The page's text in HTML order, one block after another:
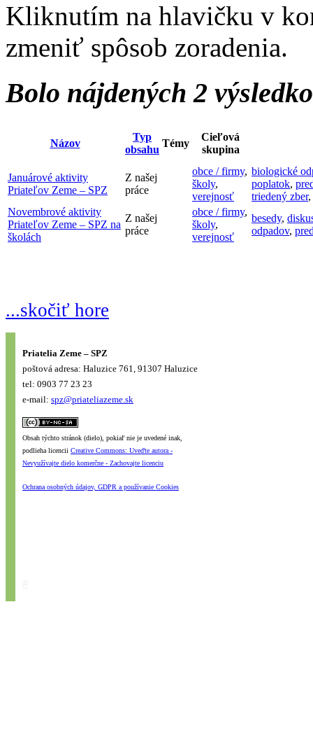
Kliknutím na hlavičku v
zmeniť spôsob zoradenia.
Bolo nájdených 2
Názov
Typ
obsahu
Témy
Cieľová
skupina
Januárové aktivity
Priateľov Zeme – SPZ
Z našej
práce
obce / firmy,
školy,
verejnosť
biologické
poplatok,
triedený zber,
Novembrové aktivity
Priateľov Zeme – SPZ na
školách
Z našej
práce
obce / firmy,
školy,
verejnosť
besedy,
odpadov,
...skočiť hore
Priatelia Zeme – SPZ
poštová adresa: Haluzice 761, 91307 Haluzice
tel: 0903 77 23 23
e-mail: spz@priateliazeme.sk
Obsah týchto stránok (dielo), pokiaľ nie je uvedené inak,
podlieha licencii Creative Commons: Uveďte autora -
Nevyužívajte dielo komerčne - Zachovajte licenciu
Ochrana osobných údajov, GDPR a používanie Cookies